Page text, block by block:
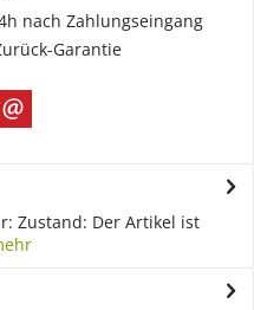
nach Zahlungseingang
Garantie
Zustand: Der Artikel ist